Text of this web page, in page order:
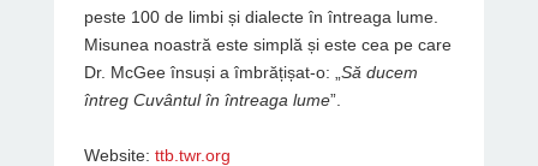
peste 100 de limbi și dialecte în întreaga lume.
Misunea noastră este simplă și este cea pe care
Dr. McGee însuși a îmbrățișat-o: „ Să ducem
întreg Cuvântul în întreaga lume”.
Website: ttb.twr.org